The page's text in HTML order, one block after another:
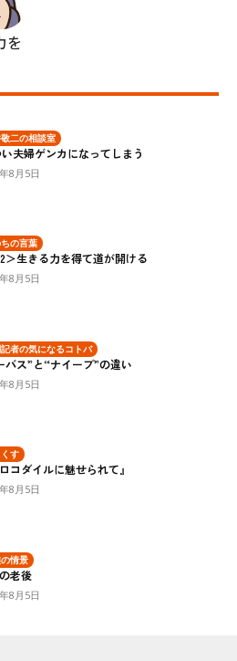
を
二の相談室
夫婦ゲンカになってしまう
8月5日
の言葉
＞生きる力を得て道が開ける
8月5日
者の気になるコトバ
バス”と“ナイーブ”の違い
8月5日
す
ロコダイルに魅せられて』
8月5日
情景
老後
8月5日